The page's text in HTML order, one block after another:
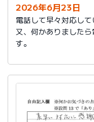
2026年6月23日
電話して早々対応して
又、何かありました
す。